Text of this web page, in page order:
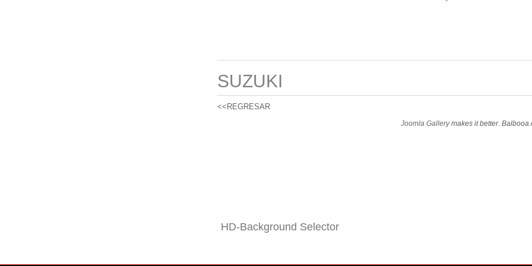
SUZUKI
<<REGRESAR
Joomla Gallerymakes it better.
HD-Background Selector